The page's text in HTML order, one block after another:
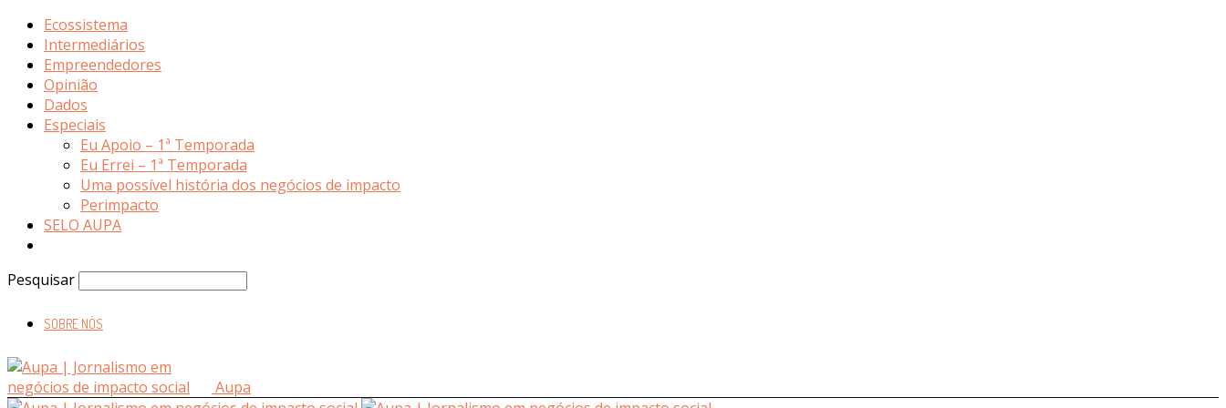
Ecossistema
Intermediários
Empreendedores
Opinião
Dados
Especiais
Eu Apoio – 1ª Temporada
Eu Errei – 1ª Temporada
Uma possível história dos negócios de impacto
Perimpacto
SELO AUPA
Pesquisar
SOBRE NÓS
Aupa